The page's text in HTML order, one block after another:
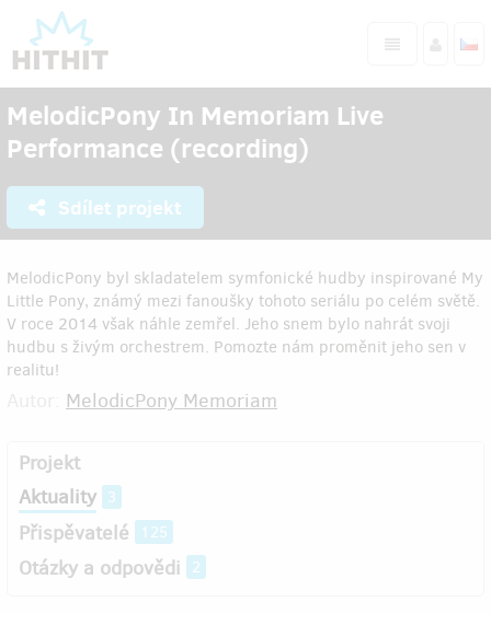
MelodicPony In Memoriam Live
Performance (recording)
Sdílet projekt
MelodicPony byl skladatelem symfonické hudby inspirované My
Little Pony, známý mezi fanoušky tohoto seriálu po celém světě.
V roce 2014 však náhle zemřel. Jeho snem bylo nahrát svoji
hudbu s živým orchestrem. Pomozte nám proměnit jeho sen v
realitu!
MelodicPony Memoriam
Projekt
Aktuality 3
Přispěvatelé 125
Otázky a odpovědi 2